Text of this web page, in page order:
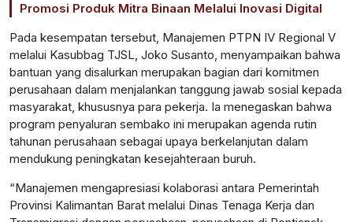
Promosi Produk Mitra Binaan Melalui Inovasi Digital
Pada kesempatan tersebut, Manajemen PTPN IV Regional V
melalui Kasubbag TJSL, Joko Susanto, menyampaikan bahwa
bantuan yang disalurkan merupakan bagian dari komitmen
perusahaan dalam menjalankan tanggung jawab sosial kepada
masyarakat, khususnya para pekerja. Ia menegaskan bahwa
program penyaluran sembako ini merupakan agenda rutin
tahunan perusahaan sebagai upaya berkelanjutan dalam
mendukung peningkatan kesejahteraan buruh.
“Manajemen mengapresiasi kolaborasi antara Pemerintah
Provinsi Kalimantan Barat melalui Dinas Tenaga Kerja dan